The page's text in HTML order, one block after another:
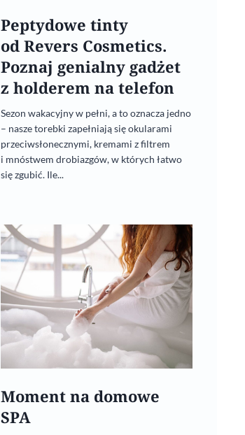
Peptydowe tinty
od Revers Cosmetics.
Poznaj genialny gadżet
z holderem na telefon
Sezon wakacyjny w pełni, a to oznacza jedno
– nasze torebki zapełniają się okularami
przeciwsłonecznymi, kremami z filtrem
i mnóstwem drobiazgów, w których łatwo
się zgubić. Ile...
Moment na domowe
SPA